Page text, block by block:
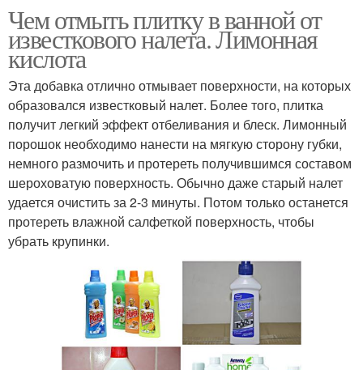
Чем отмыть плитку в ванной от
известкового налета. Лимонная
кислота
Эта добавка отлично отмывает поверхности, на которых
образовался известковый налет. Более того, плитка
получит легкий эффект отбеливания и блеск. Лимонный
порошок необходимо нанести на мягкую сторону губки,
немного размочить и протереть получившимся составом
шероховатую поверхность. Обычно даже старый налет
удается очистить за 2-3 минуты. Потом только останется
протереть влажной салфеткой поверхность, чтобы
убрать крупинки.